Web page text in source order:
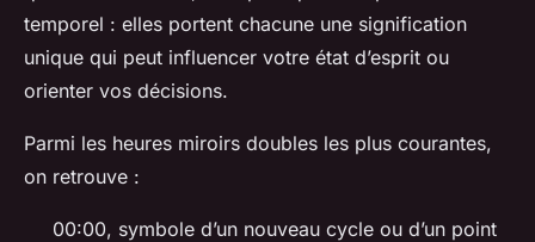
temporel : elles portent chacune une signification
unique qui peut influencer votre état d’esprit ou
orienter vos décisions.
Parmi les heures miroirs doubles les plus courantes,
on retrouve :
00:00, symbole d’un nouveau cycle ou d’un point